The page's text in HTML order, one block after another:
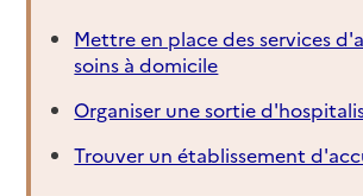
Mettre en place des services
soins à domicile
Organiser une sortie
Trouver un établissement